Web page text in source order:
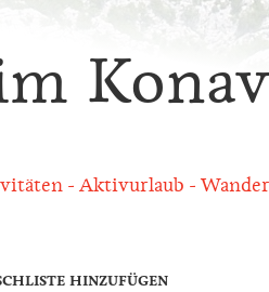
Aktivurlaub
HINZUFÜGEN